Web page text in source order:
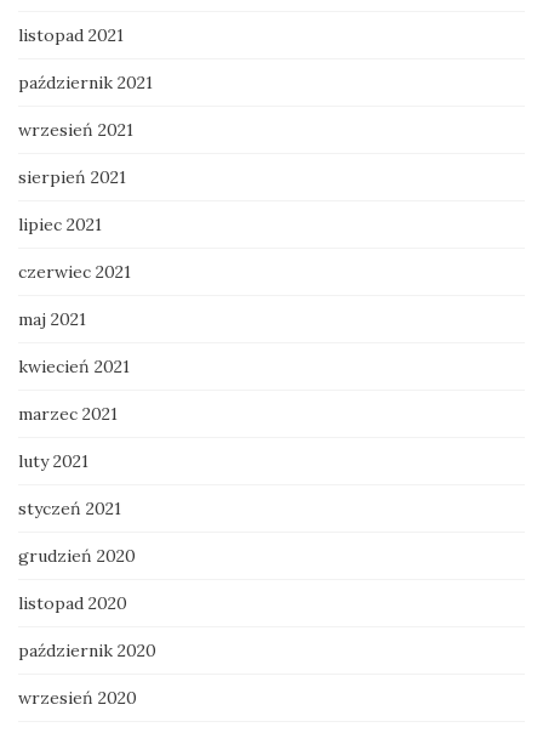
listopad 2021
październik 2021
wrzesień 2021
sierpień 2021
lipiec 2021
czerwiec 2021
maj 2021
kwiecień 2021
marzec 2021
luty 2021
styczeń 2021
grudzień 2020
listopad 2020
październik 2020
wrzesień 2020